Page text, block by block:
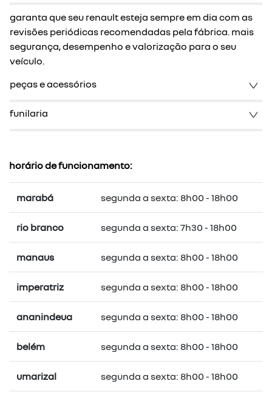
garanta que seu renault esteja sempre em dia com as
revisões periódicas recomendadas pela fábrica. mais
segurança, desempenho e valorização para o seu
veículo.
peças e acessórios
funilaria
horário de funcionamento:
marabá segunda a sexta: 8h00 - 18h00
rio branco segunda a sexta: 7h30 - 18h00
manaus segunda a sexta: 8h00 - 18h00
imperatriz segunda a sexta: 8h00 - 18h00
ananindeua segunda a sexta: 8h00 - 18h00
belém segunda a sexta: 8h00 - 18h00
umarizal segunda a sexta: 8h00 - 18h00